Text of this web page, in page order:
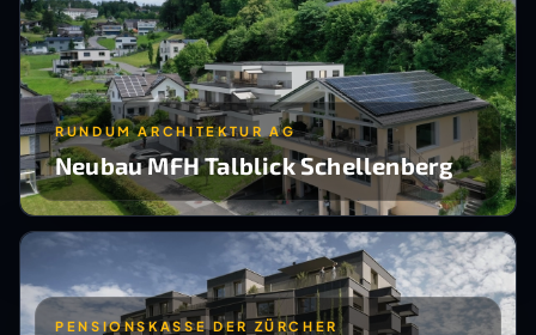
RUNDUM ARCHITEKTUR AG
Neubau MFH Talblick Schellenberg
PENSIONSKASSE DER ZÜRCHER